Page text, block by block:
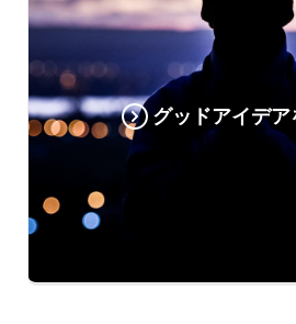
グッドアイデ